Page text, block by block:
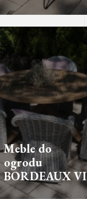
Meble do
ogrodu
BORDEAUX VI